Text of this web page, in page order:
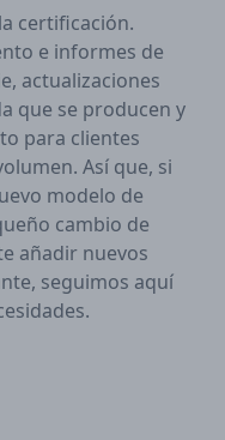
certificación.
e informes de
actualizaciones
que se producen y
para clientes
Así que, si
modelo de
cambio de
añadir nuevos
seguimos aquí